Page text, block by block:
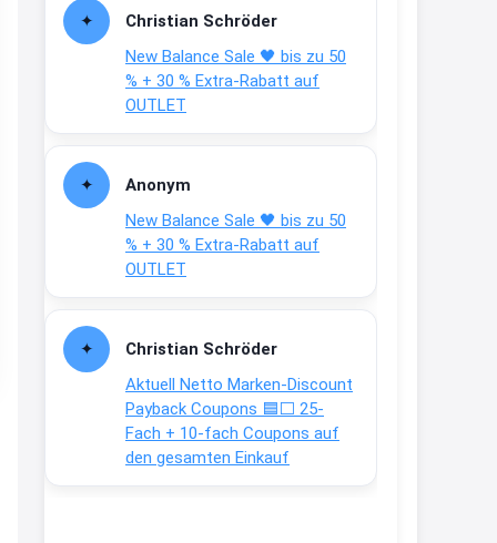
Christian Schröder
New Balance Sale 🖤 bis zu 50
% + 30 % Extra-Rabatt auf
OUTLET
Anonym
New Balance Sale 🖤 bis zu 50
% + 30 % Extra-Rabatt auf
OUTLET
Christian Schröder
Aktuell Netto Marken-Discount
Payback Coupons 🟦⬜ 25-
Fach + 10-fach Coupons auf
den gesamten Einkauf
Gratis Hitzewarn-Aufkleber /
verfärbt sich ab 28 Grad /siehe
Text weiter unten
shop.bioeg.de/aufkleber-
achtun...
↩
Joachim
Gratis personalisierte 7-Tage
Ration Micronährstoffe/ Vitamine
↩
Joachim